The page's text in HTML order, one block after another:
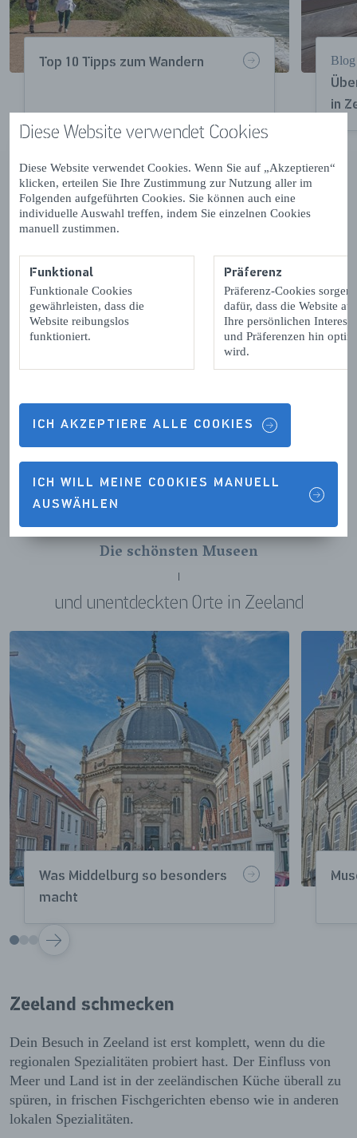
Diese Website verwendet Cookies
Diese Website verwendet Cookies. Wenn Sie auf „Akzeptieren“
klicken, erteilen Sie Ihre Zustimmung zur Nutzung aller im
Folgenden aufgeführten Cookies. Sie können auch eine
individuelle Auswahl treffen, indem Sie einzelnen Cookies
manuell zustimmen.
Funktional
Funktionale Cookies
gewährleisten, dass die
Website reibungslos
funktioniert.
Präferenz
Präferenz-Cookies sorgen
dafür, dass die Website auf
Ihre persönlichen
und Präferenzen hin
wird.
ICH AKZEPTIERE ALLE COOKIES
ICH WILL MEINE COOKIES MANUELL
AUSWÄHLEN
Top 10 Tipps zum Wandern
in
Blog
Kultur, der du unterwegs begegnest
einem Besuch in Städten wie
Middelburgund
Zierikzeeschlenderst du an historischen Gebäuden, alten
Stadtmauern und anderen Denkmälern vorbei, die an die
bewegte Handels- und Seefahrtsgeschichte erinnern.
historischen Dörfern erfährst du Wissenswertes über das
Leben mit dem Wasser, das Zeeland seit Jahrhunderten
prägt. So bekommt ein Tagesausflug mit der ganzen
Familie wie von selbst eine zusätzliche Dimension.
Die schönsten Museen
und unentdeckten Orte in Zeeland
Was Middelburg so besonders
macht
VOLGENDE
Zeeland schmecken
Dein Besuch in Zeeland ist erst komplett, wenn du die
regionalen Spezialitäten probiert hast. Der Einfluss von
Meer und Land ist in der zeeländischen Küche überall zu
spüren, in frischen Fischgerichten ebenso wie in anderen
lokalen Spezialitäten.